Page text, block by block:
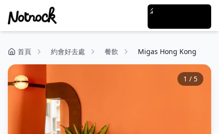
首頁 約會好去處 餐飲 Migas Hong Kong
1 / 5